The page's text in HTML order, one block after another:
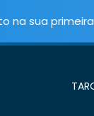
na sua